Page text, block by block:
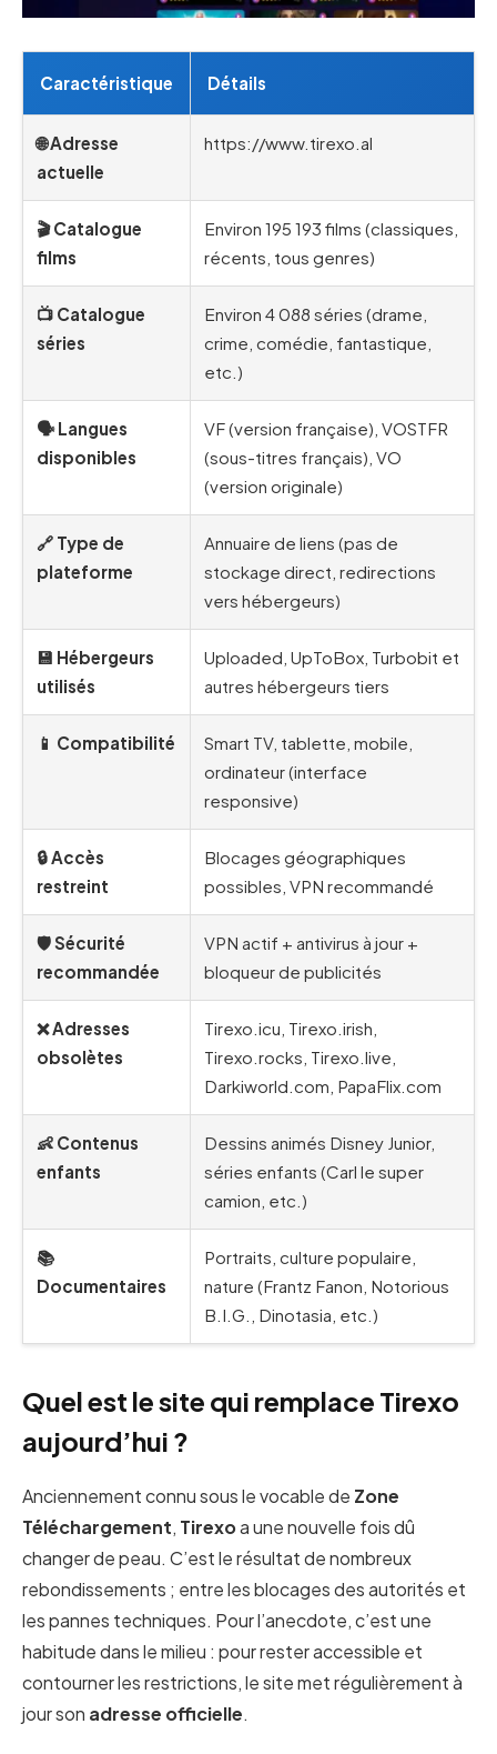
Caractéristique Détails
🌐 Adresse
actuelle
https://www.tirexo.al
🎬 Catalogue
films
Environ 195 193 films (classiques,
récents, tous genres)
📺 Catalogue
séries
Environ 4 088 séries (drame,
crime, comédie, fantastique,
etc.)
🗣️ Langues
disponibles
VF (version française), VOSTFR
(sous-titres français), VO
(version originale)
🔗 Type de
plateforme
Annuaire de liens (pas de
stockage direct, redirections
vers hébergeurs)
💾 Hébergeurs
utilisés
Uploaded, UpToBox, Turbobit et
autres hébergeurs tiers
📱 Compatibilité
Smart TV, tablette, mobile,
ordinateur (interface
responsive)
🔒 Accès
restreint
Blocages géographiques
possibles, VPN recommandé
🛡️ Sécurité
recommandée
VPN actif + antivirus à jour +
bloqueur de publicités
❌ Adresses
obsolètes
Tirexo.icu, Tirexo.irish,
Tirexo.rocks, Tirexo.live,
Darkiworld.com, PapaFlix.com
👶 Contenus
enfants
Dessins animés Disney Junior,
séries enfants (Carl le super
camion, etc.)
📚
Documentaires
Portraits, culture populaire,
nature (Frantz Fanon, Notorious
B.I.G., Dinotasia, etc.)
Quel est le site qui remplace Tirexo
aujourd’hui ?
Anciennement connu sous le vocable de Zone
Téléchargement, Tirexoa une nouvelle fois dû
changer de peau. C’est le résultat de nombreux
rebondissements ; entre les blocages des autorités et
les pannes techniques. Pour l’anecdote, c’est une
habitude dans le milieu : pour rester accessible et
contourner les restrictions, le site met régulièrement à
jour son adresse officielle.